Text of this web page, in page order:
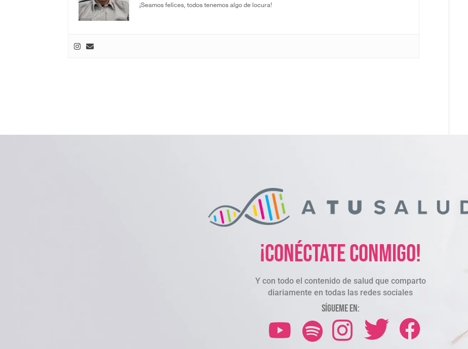
¡Seamos felices, todos tenemos algo de locura!
¡Conéctate conmigo!
Y con todo el contenido de salud que comparto
diariamente en todas las redes sociales
Sígueme en: